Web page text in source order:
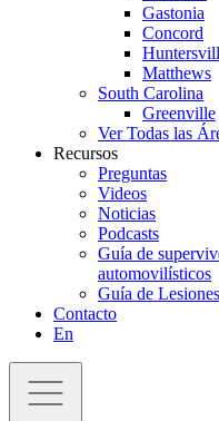
Gastonia
Concord
Matthews
South Carolina
Greenville
Ver Todas las
Recursos
Preguntas
Videos
Noticias
Podcasts
Guía de
automovilísticos
Guía de
Contacto
En